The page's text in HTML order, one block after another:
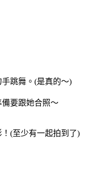
跳舞。(是真的～)
要跟她合照～
(至少有一起拍到了)